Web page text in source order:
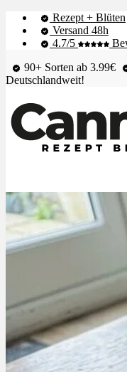
Rezept + Blüten
Versand 48h
4.7/5
90+ Sorten ab 3.99€
Deutschlandweit!
Shop & Live-Bestand
Blüten
Extrakte
Ablauf